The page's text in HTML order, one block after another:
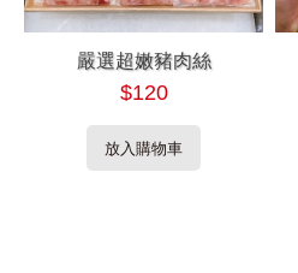
嚴選超嫩豬肉絲
$120
放入購物車